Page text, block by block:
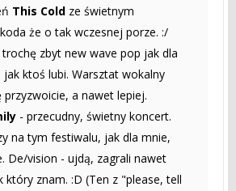
This Cold ze świetnym
że o tak wczesnej porze. :/
trochę zbyt new wave pop jak dla
jak ktoś lubi. Warsztat wokalny
przyzwoicie, a nawet lepiej.
- przecudny, świetny koncert.
na tym festiwalu, jak dla mnie,
De/vision - ujdą, zagrali nawet
który znam. :D (Ten z "please, tell